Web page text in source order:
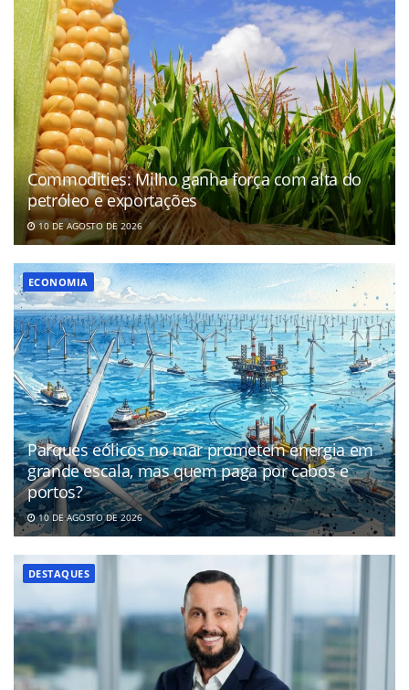
Commodities: Milho ganha força com alta do
petróleo e exportações
10 DE AGOSTO DE 2026
ECONOMIA
Parques eólicos no mar prometem energia em
grande escala, mas quem paga por cabos e
portos?
10 DE AGOSTO DE 2026
DESTAQUES